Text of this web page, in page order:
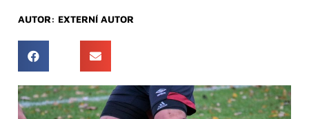
AUTOR: EXTERNÍ AUTOR